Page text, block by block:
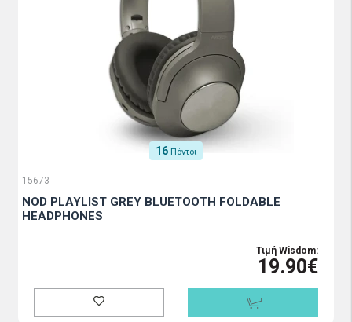
16 Πόντοι
15673
NOD PLAYLIST GREY BLUETOOTH FOLDABLE
HEADPHONES
Τιμή Wisdom:
19.90€